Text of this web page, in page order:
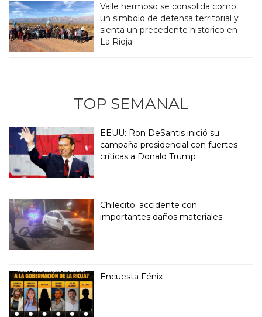
Valle hermoso se consolida como
un simbolo de defensa territorial y
sienta un precedente historico en
La Rioja
TOP SEMANAL
EEUU: Ron DeSantis inició su
campaña presidencial con fuertes
críticas a Donald Trump
Chilecito: accidente con
importantes daños materiales
Encuesta Fénix